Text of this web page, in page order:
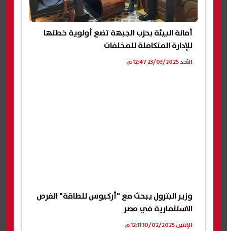
أمانة البيئة بحزب الجبهة تضع أولوية خطتها
للإدارة المتكاملة للمخلفات
الأحد 23/03/2025 12:47 م
وزير البترول يبحث مع "أركيوس للطاقة" الفرص
الاستثمارية في مصر
الإثنين 10/02/2025 12:11 م